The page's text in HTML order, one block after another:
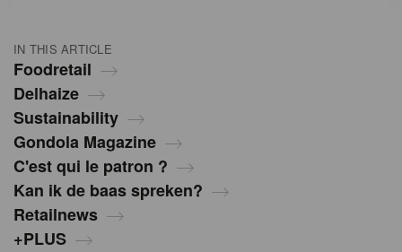
IN THIS ARTICLE
Foodretail
Delhaize
Sustainability
Gondola Magazine
C'est qui le patron ?
Kan ik de baas spreken?
Retailnews
+PLUS